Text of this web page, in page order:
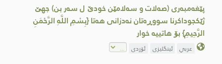
پێغه‌مبه‌ری (صه‌لات و سه‌لامێن خودێ ل سه‌ر بن) جهێ
ژێكجوداكرنا سووڕه‌تان نه‌دزانی هه‌تا {بِسْمِ اللَّهِ الرَّحْمَنِ
الرَّحِيمِ} بۆ هاتییه‌ خوار
عربي ئینگلیزی ئۆردی